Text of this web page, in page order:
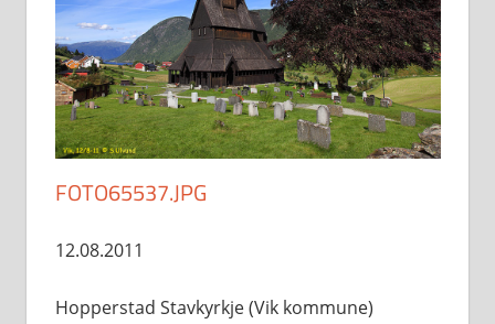
FOTO65537.JPG
12.08.2011
Hopperstad Stavkyrkje (Vik kommune)